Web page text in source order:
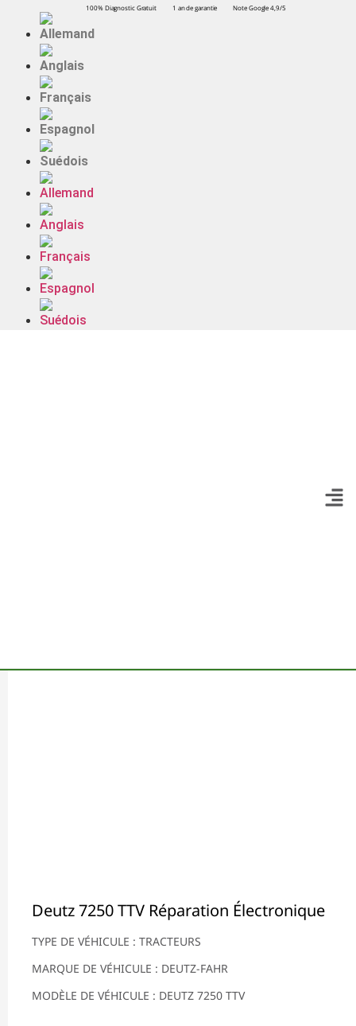
100% Diagnostic Gratuit 1 an de garantie Note Google 4,9/5
Deutz 7250 TTV Réparation Électronique
TYPE DE VÉHICULE : TRACTEURS
MARQUE DE VÉHICULE : DEUTZ-FAHR
MODÈLE DE VÉHICULE : DEUTZ 7250 TTV